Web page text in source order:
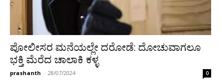
ಪೋಲೀಸರ ಮನೆಯಲ್ಲೇ ದರೋಡೆ: ದೋಚುವಾಗಲೂ
ಭಕ್ತಿ ಮೆರೆದ ಚಾಲಾಕಿ ಕಳ್ಳ
prashanth - 28/07/2024 0